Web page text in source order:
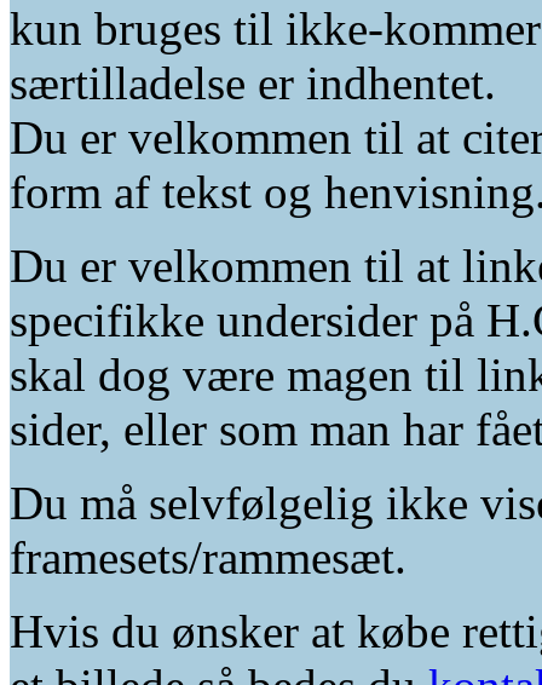
kun bruges til ikke-
særtilladelse er indhentet.
Du er velkommen til at
form af tekst og
Du er velkommen til at
specifikke undersider på
skal dog være magen til
sider, eller som man har
Du må selvfølgelig ikke
framesets/rammesæt.
Hvis du ønsker at købe